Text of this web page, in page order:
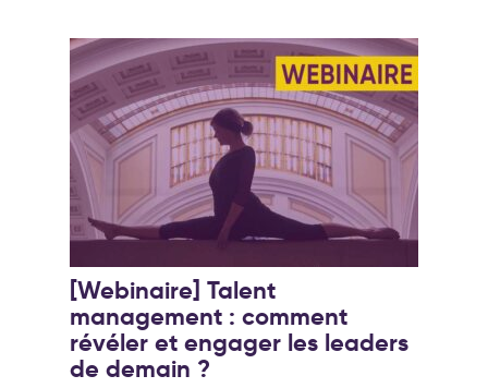
[Webinaire] Talent
management : comment
révéler et engager les leaders
de demain ?